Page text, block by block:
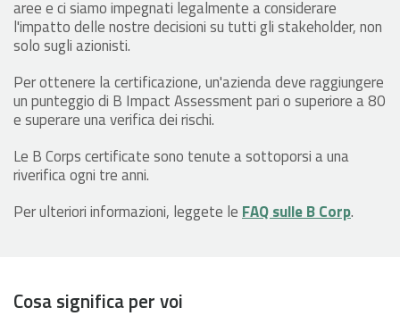
aree e ci siamo impegnati legalmente a considerare
l'impatto delle nostre decisioni su tutti gli stakeholder, non
solo sugli azionisti.
Per ottenere la certificazione, un'azienda deve raggiungere
un punteggio di B Impact Assessment pari o superiore a 80
e superare una verifica dei rischi.
Le B Corps certificate sono tenute a sottoporsi a una
riverifica ogni tre anni.
Per ulteriori informazioni, leggete le FAQ sulle B Corp.
Cosa significa per voi